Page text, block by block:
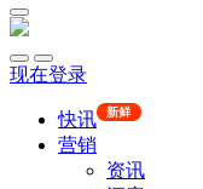
现在登录
快讯 新鲜
营销
资讯